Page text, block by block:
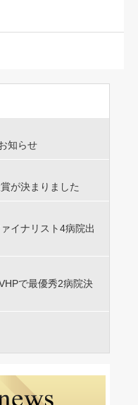
知らせ
が決まりました
イナリスト4病院出
で最優秀2病院決